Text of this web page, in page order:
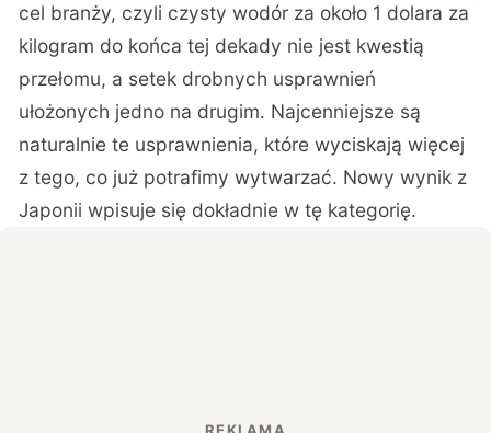
cel branży, czyli czysty wodór za około 1 dolara za
kilogram do końca tej dekady nie jest kwestią
przełomu, a setek drobnych usprawnień
ułożonych jedno na drugim. Najcenniejsze są
naturalnie te usprawnienia, które wyciskają więcej
z tego, co już potrafimy wytwarzać. Nowy wynik z
Japonii wpisuje się dokładnie w tę kategorię.